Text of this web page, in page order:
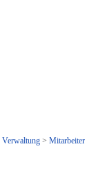
Verwaltung> Mitarbeiter